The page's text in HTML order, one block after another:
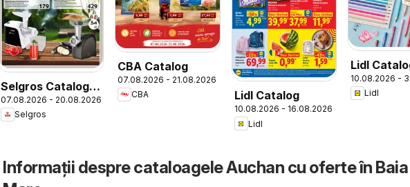
Selgros Catalog
Nonfood
07.08.2026 - 20.08.2026
Selgros
CBA Catalog
07.08.2026 - 21.08.2026
CBA
Lidl Catalog
10.08.2026 - 16.08.2026
Lidl
Lidl
to School
10.08.2026 -
Lidl
Informații despre cataloagele Auchan cu oferte în Baia